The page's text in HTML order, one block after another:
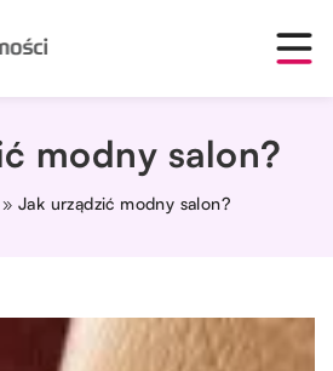
modny salon?
»Jak urządzić modny salon?